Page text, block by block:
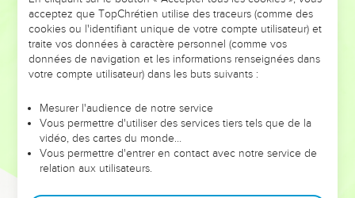
DE L’ANNÉE !
ET SI LEURS ERREURS POUVAIENT VOUS ÉVITER LES
VOTRES ?
leur foi ou leur vision. Mais on voit moins les doutes, les erreurs
et les saisons difficiles qu'ils ont traversés, alors même que ce
sont elles qui les ont façonnés.
Dans cette conférence, leaders, entrepreneurs, et responsables
acceptez que TopChrétien utilise des traceurs (comme des
cookies ou l'identifiant unique de votre compte utilisateur) et
traite vos données à caractère personnel (comme vos
données de navigation et les informations renseignées dans
votre compte utilisateur) dans les buts suivants :
Mesurer l'audience de notre service
Vous permettre d'utiliser des services tiers tels que de la
vidéo, des cartes du monde…
Vous permettre d'entrer en contact avec notre service de
relation aux utilisateurs.